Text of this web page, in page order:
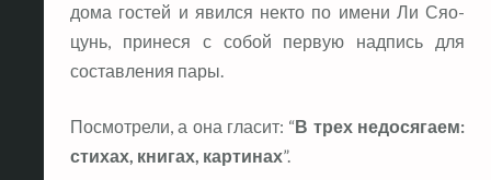
дома гостей и явился некто по имени Ли Сяо-
цунь, принеся с собой первую надпись для
составления пары.
Посмотрели, а она гласит: “В трех недосягаем:
стихах, книгах, картинах”.